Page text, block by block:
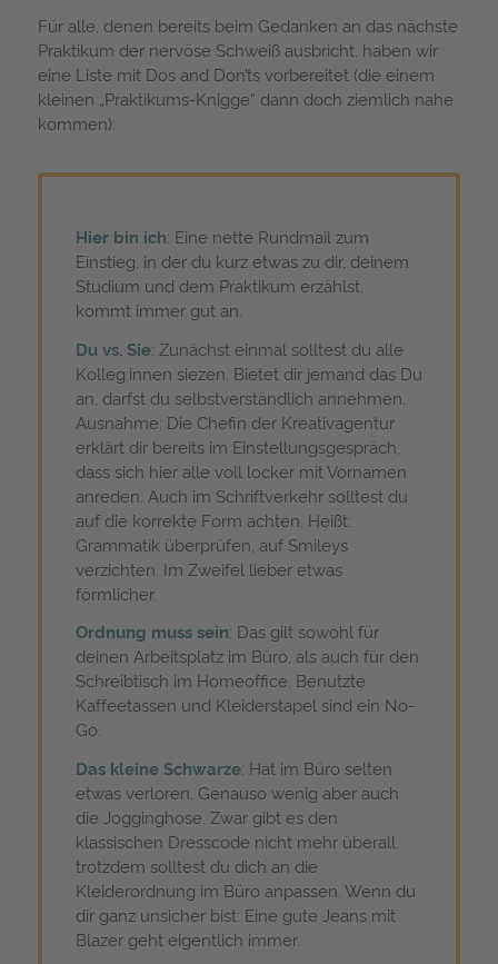
Für alle, denen bereits beim Gedanken an das nächste
Praktikum der nervöse Schweiß ausbricht, haben wir
eine Liste mit Dos and Don’ts vorbereitet (die einem
kleinen „Praktikums-Knigge“ dann doch ziemlich nahe
kommen):
Hier bin ich: Eine nette Rundmail zum
Einstieg, in der du kurz etwas zu dir, deinem
Studium und dem Praktikum erzählst,
kommt immer gut an.
Du vs. Sie: Zunächst einmal solltest du alle
Kolleg:innen siezen. Bietet dir jemand das Du
an, darfst du selbstverständlich annehmen.
Ausnahme: Die Chefin der Kreativagentur
erklärt dir bereits im Einstellungsgespräch,
dass sich hier alle voll locker mit Vornamen
anreden. Auch im Schriftverkehr solltest du
auf die korrekte Form achten. Heißt:
Grammatik überprüfen, auf Smileys
verzichten. Im Zweifel lieber etwas
förmlicher.
Ordnung muss sein: Das gilt sowohl für
deinen Arbeitsplatz im Büro, als auch für den
Schreibtisch im Homeoffice. Benutzte
Kaffeetassen und Kleiderstapel sind ein No-
Go.
Das kleine Schwarze: Hat im Büro selten
etwas verloren. Genauso wenig aber auch
die Jogginghose. Zwar gibt es den
klassischen Dresscode nicht mehr überall,
trotzdem solltest du dich an die
Kleiderordnung im Büro anpassen. Wenn du
dir ganz unsicher bist: Eine gute Jeans mit
Blazer geht eigentlich immer.